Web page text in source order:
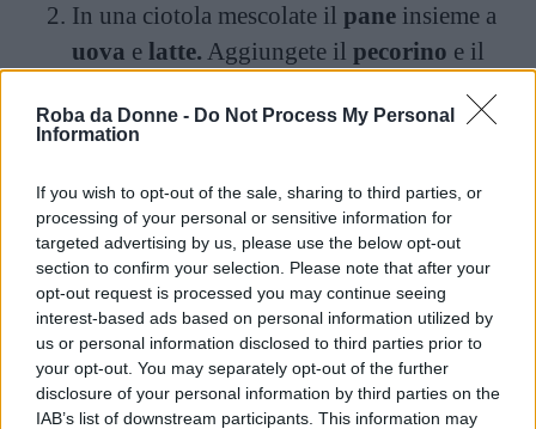
Roba da Donne - Do Not Process My Personal
Information
If you wish to opt-out of the sale, sharing to third parties, or
processing of your personal or sensitive information for
targeted advertising by us, please use the below opt-out
section to confirm your selection. Please note that after your
opt-out request is processed you may continue seeing
interest-based ads based on personal information utilized by
us or personal information disclosed to third parties prior to
your opt-out. You may separately opt-out of the further
disclosure of your personal information by third parties on the
IAB’s list of downstream participants. This information may
In una ciotola mescolate il pane insieme a
uova e latte. Aggiungete il pecorino e il
tritato. Create un composto
omogeneo e lasciatelo riposare per una
In una padella fate scaldare l’olio di semi
formate le polpette. Cuocete fino a quando
non diventano dorate.
Unite le polpette fritte alla salsa di
pomodoro e fatele mantecare per 10
minuti.